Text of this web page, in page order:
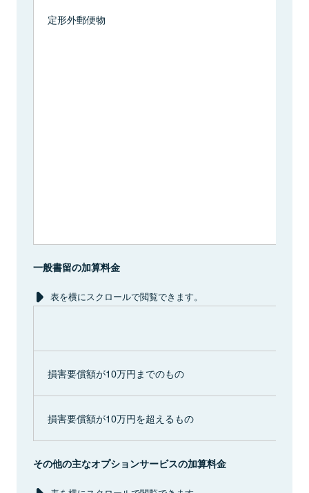
定形外郵便物
一般書留の加算料金
表を横にスクロールで閲覧できます。
損害要償額が10万円までのもの
損害要償額が10万円を超えるもの
その他の主なオプションサービスの加算料金